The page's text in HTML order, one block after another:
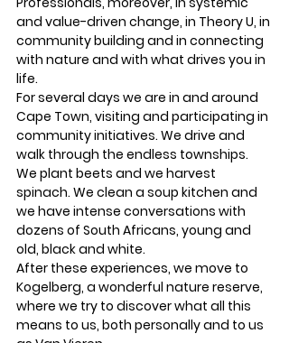
and value-driven change, in Theory U, in
community building and in connecting
with nature and with what drives you in
life.
For several days we are in and around
Cape Town, visiting and participating in
community initiatives. We drive and
walk through the endless townships.
We plant beets and we harvest
spinach. We clean a soup kitchen and
we have intense conversations with
dozens of South Africans, young and
old, black and white.
After these experiences, we move to
Kogelberg, a wonderful nature reserve,
where we try to discover what all this
means to us, both personally and to us